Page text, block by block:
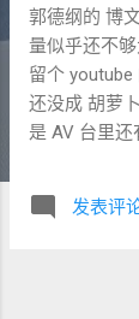
郭德纲的 博
量似乎还不
留个 youtube
还没成 胡萝
是 AV 台里还
发表评